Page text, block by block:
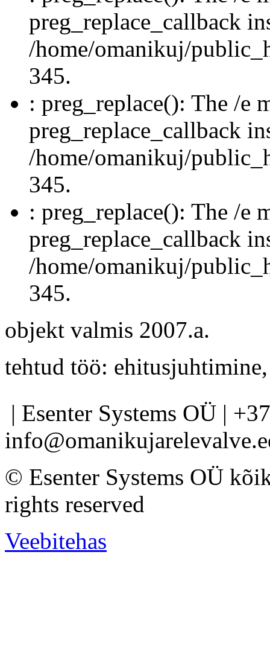
preg_replace_callback
/home/omanikuj/
345.
: preg_replace(): The /e
preg_replace_callback
/home/omanikuj/
345.
: preg_replace(): The /e
preg_replace_callback
/home/omanikuj/
345.
objekt valmis 2007.a.
tehtud töö:
| Esenter Systems OÜ |
© Esenter Systems OÜ
rights reserved
Veebitehas